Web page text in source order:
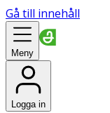
Gå till innehåll
Meny
Logga in